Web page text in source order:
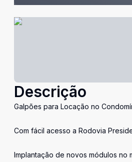
Descrição
Galpões para Locação no
Com fácil acesso a Rodovia
Implantação de novos módulos no